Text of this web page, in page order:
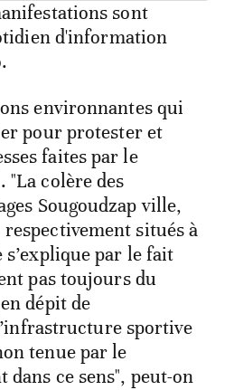
sont
d'information
environnantes qui
pour protester et
faites par le
"La colère des
Sougoudzap ville,
situés à
par le fait
pas toujours du
dépit de
sportive
tenue par le
dans ce sens", peut-on